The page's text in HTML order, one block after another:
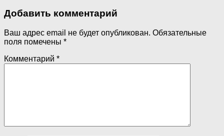
Добавить комментарий
Ваш адрес email не будет опубликован. Обязательные
поля помечены *
Комментарий *